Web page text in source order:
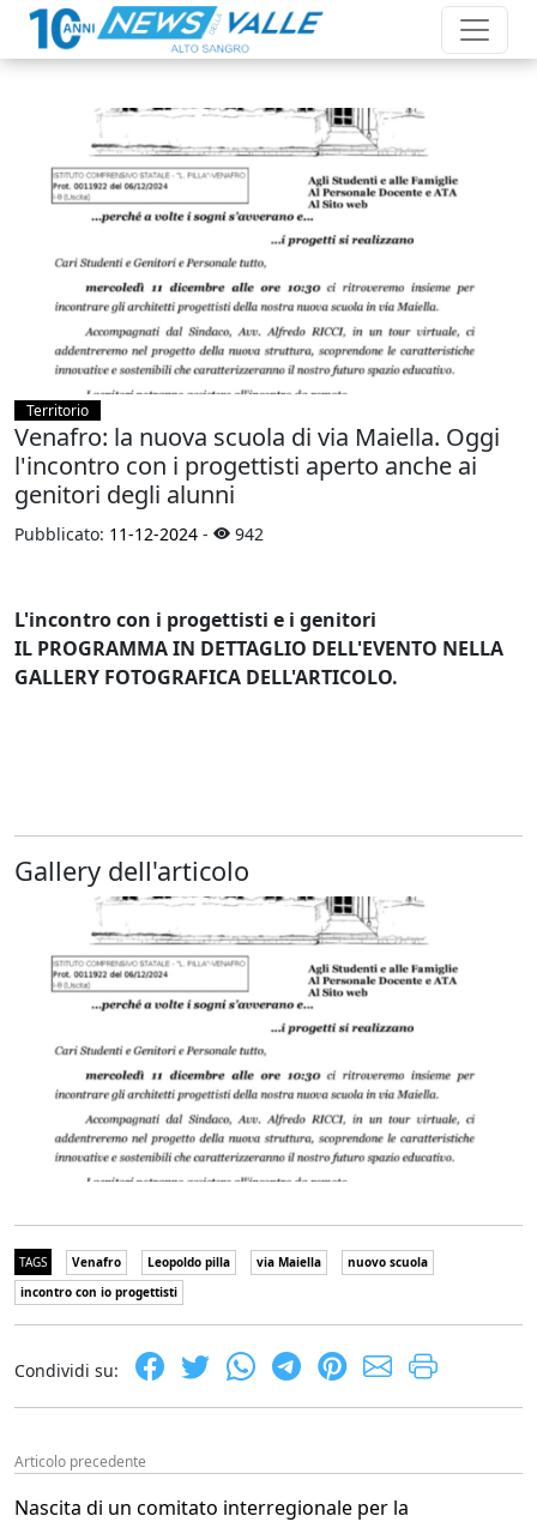
Territorio
Venafro: la nuova scuola di via Maiella. Oggi
l'incontro con i progettisti aperto anche ai
genitori degli alunni
Pubblicato: 11-12-2024 - 942
L'incontro con i progettisti e i genitori
IL PROGRAMMA IN DETTAGLIO DELL'EVENTO NELLA
GALLERY FOTOGRAFICA DELL'ARTICOLO.
Gallery dell'articolo
TAGS Venafro Leopoldo pilla via Maiella
nuovo scuola
incontro con io progettisti
Condividi su:
Articolo precedente
Nascita di un comitato interregionale per la